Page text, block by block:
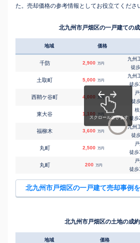
た。売却価格の参考情報としてお役立てくださ
北九州市戸畑区の一戸建ての
地域 価格
千防 2,900 万円
九州
徒歩
土取町 5,000 万円
九州
徒歩
西鞘ケ谷町 4,000 万円
徒
東大谷 1,100 万円
徒歩
福柳木 3,600 万円
九州
徒
丸町 2,500 万円
徒歩
丸町 200 万円
徒歩
北九州市戸畑区の一戸建て売却事例
北九州市戸畑区の土地の成
地域 価格